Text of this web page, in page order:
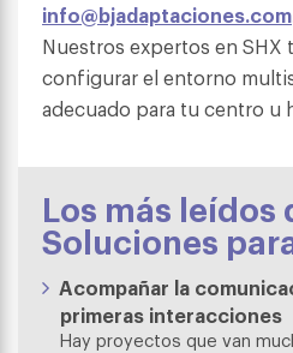
info@bjadaptaciones.com
Nuestros expertos en SHX
configurar el entorno
adecuado para tu centro u
Los más leídos
Soluciones
Acompañar la
primeras interacciones
Hay proyectos que van